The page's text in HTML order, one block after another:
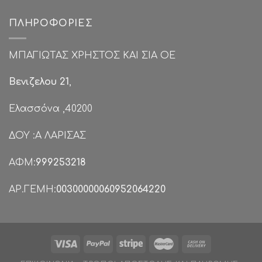
ΠΛΗΡΟΦΟΡΊΕΣ
ΜΠΑΓΙΩΤΑΣ ΧΡΗΣΤΟΣ ΚΑΙ ΣΙΑ ΟΕ
Βενιζελου 21,
Ελασσόνα ,40200
ΔΟΥ :Α ΛΑΡΙΣΑΣ
ΑΦΜ:999253218
ΑΡ.ΓΕΜΗ:00300000060952064220